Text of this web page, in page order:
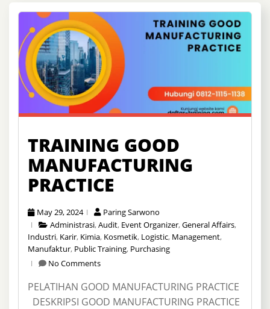
TRAINING GOOD
MANUFACTURING
PRACTICE
May 29, 2024
Paring Sarwono
Administrasi,Audit, Event Organizer,General Affairs,
Industri, Karir, Kimia, Kosmetik, Logistic, Management,
Manufaktur, Public Training, Purchasing
No Comments
PELATIHAN GOOD MANUFACTURING PRACTICE
DESKRIPSI GOOD MANUFACTURING PRACTICE